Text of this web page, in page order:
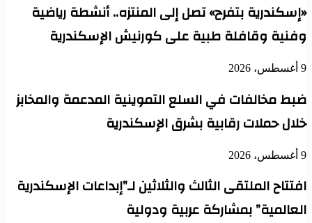
«إسكندرية بتفرح» تصل إلى المنتزه.. أنشطة رياضية
وفنية وقافلة طبية على كورنيش الإسكندرية
9 أغسطس، 2026
ضبط مخالفات في السلع التموينية المدعمة والمخابز
خلال حملات رقابية بشرق الإسكندرية
9 أغسطس، 2026
افتتاح الملتقى الثالث والثلاثين لـ”إبداعات الإسكندرية
العالمية” بمشاركة عربية ودولية